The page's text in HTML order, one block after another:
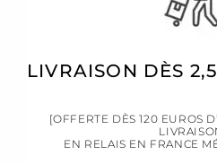
LIVRAISON DÈS
[OFFERTE DÈS 120 EUROS
EN RELAIS EN FRANCE